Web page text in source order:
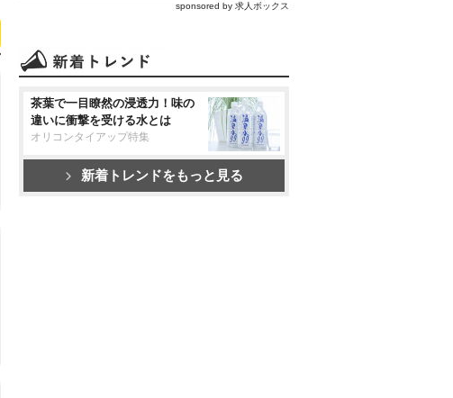
sponsored by 求人ボックス
茶葉で一目瞭然の浸透力！味の
違いに衝撃を受ける水とは
オリコンタイアップ特集
新着トレンドをもっと見る